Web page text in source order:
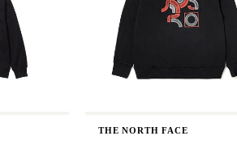
THE NORTH FACE